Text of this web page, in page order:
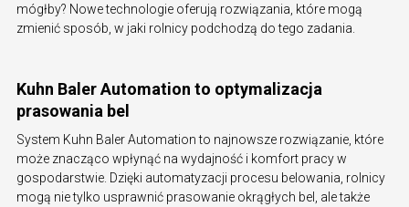
mógłby? Nowe technologie oferują rozwiązania, które mogą
zmienić sposób, w jaki rolnicy podchodzą do tego zadania.
Kuhn Baler Automation to optymalizacja
prasowania bel
System Kuhn Baler Automation to najnowsze rozwiązanie, które
może znacząco wpłynąć na wydajność i komfort pracy w
gospodarstwie. Dzięki automatyzacji procesu belowania, rolnicy
mogą nie tylko usprawnić prasowanie okrągłych bel, ale także